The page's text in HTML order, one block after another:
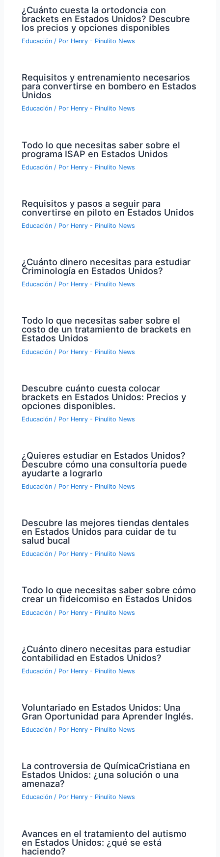
¿Cuánto cuesta la ortodoncia con
brackets en Estados Unidos? Descubre
los precios y opciones disponibles
Educación / Por Henry - Pinulito News
Requisitos y entrenamiento necesarios
para convertirse en bombero en Estados
Unidos
Educación / Por Henry - Pinulito News
Todo lo que necesitas saber sobre el
programa ISAP en Estados Unidos
Educación / Por Henry - Pinulito News
Requisitos y pasos a seguir para
convertirse en piloto en Estados Unidos
Educación / Por Henry - Pinulito News
¿Cuánto dinero necesitas para estudiar
Criminología en Estados Unidos?
Educación / Por Henry - Pinulito News
Todo lo que necesitas saber sobre el
costo de un tratamiento de brackets en
Estados Unidos
Educación / Por Henry - Pinulito News
Descubre cuánto cuesta colocar
brackets en Estados Unidos: Precios y
opciones disponibles.
Educación / Por Henry - Pinulito News
¿Quieres estudiar en Estados Unidos?
Descubre cómo una consultoría puede
ayudarte a lograrlo
Educación / Por Henry - Pinulito News
Descubre las mejores tiendas dentales
en Estados Unidos para cuidar de tu
salud bucal
Educación / Por Henry - Pinulito News
Todo lo que necesitas saber sobre cómo
crear un fideicomiso en Estados Unidos
Educación / Por Henry - Pinulito News
¿Cuánto dinero necesitas para estudiar
contabilidad en Estados Unidos?
Educación / Por Henry - Pinulito News
Voluntariado en Estados Unidos: Una
Gran Oportunidad para Aprender Inglés.
Educación / Por Henry - Pinulito News
La controversia de QuímicaCristiana en
Estados Unidos: ¿una solución o una
amenaza?
Educación / Por Henry - Pinulito News
Avances en el tratamiento del autismo
en Estados Unidos: ¿qué se está
haciendo?